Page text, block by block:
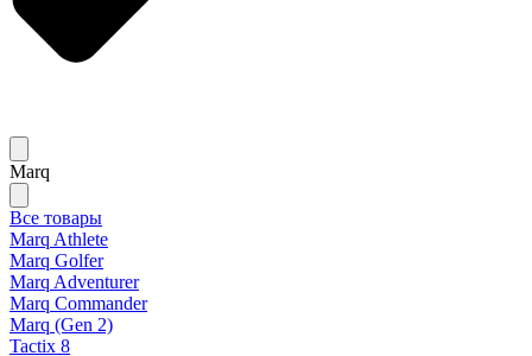
Marq
Все товары
Marq Athlete
Marq Golfer
Marq Adventurer
Marq Commander
Marq (Gen 2)
Tactix 8